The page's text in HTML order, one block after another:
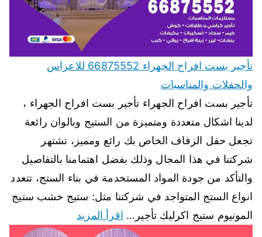
تأجير بست افراح الجهراء 66875552 للاعراس
والحفلات والمناسبات
تأجير بست افراح الجهراء تأجير بست افراح الجهراء ،
لدينا اشكال متعددة ومتميزة من الستيج وبالوان رائعة
تجعل حفل الزفاف الخاص بك رائع ومميز، تشتهر
شركتنا في هذا المجال وذلك بفضل اهتمامنا بالتفاصيل
والتأكد من جودة المواد المستخدمة في بناء الستج، تتعدد
انواع الستج المتواجد في شركتنا مثل: ستيج خشب ستيج
المونيوم ستيج اكرليك تأجير… اقرأ المزيد